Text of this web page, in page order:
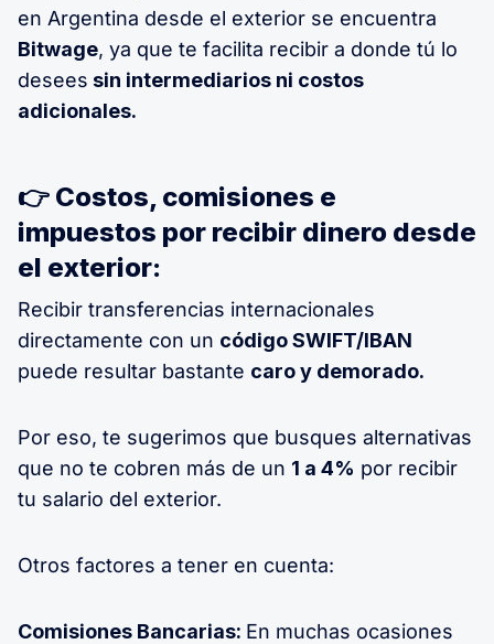
en Argentina desde el exterior se encuentra
Bitwage, ya que te facilita recibir a donde tú lo
desees sin intermediarios ni costos
adicionales.
👉 Costos, comisiones e
impuestos por recibir dinero desde
el exterior:
Recibir transferencias internacionales
directamente con un código SWIFT/IBAN
puede resultar bastante caro y demorado.
Por eso, te sugerimos que busques alternativas
que no te cobren más de un 1 a 4% por recibir
tu salario del exterior.
Otros factores a tener en cuenta:
Comisiones Bancarias: En muchas ocasiones